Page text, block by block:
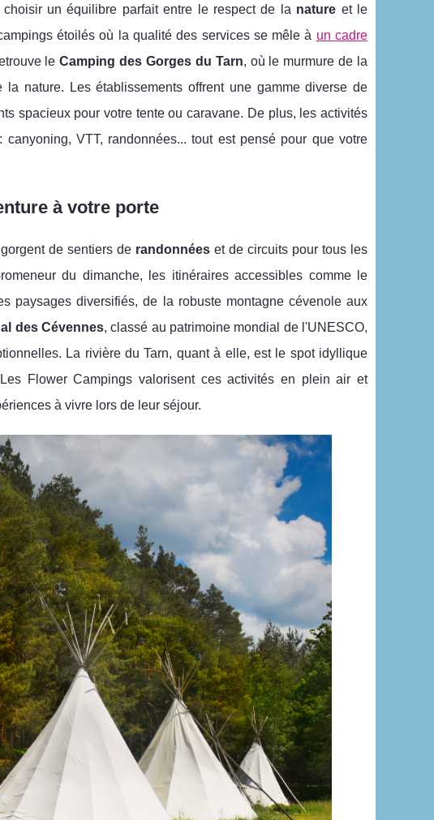
un équilibre parfait entre le respect de la nature et le
étoilés où la qualité des services se mêle à un cadre
leCamping des Gorges du Tarn, où le murmure de la
nature. Les établissements offrent une gamme diverse de
spacieux pour votre tente ou caravane. De plus, les activités
VTT, randonnées... tout est pensé pour que votre
à votre porte
de sentiers de randonnées et de circuits pour tous les
du dimanche, les itinéraires accessibles comme le
paysages diversifiés, de la robuste montagne cévenole aux
des Cévennes, classé au patrimoine mondial de l'UNESCO,
La rivière du Tarn, quant à elle, est le spot idyllique
Flower Campings valorisent ces activités en plein air et
à vivre lors de leur séjour.